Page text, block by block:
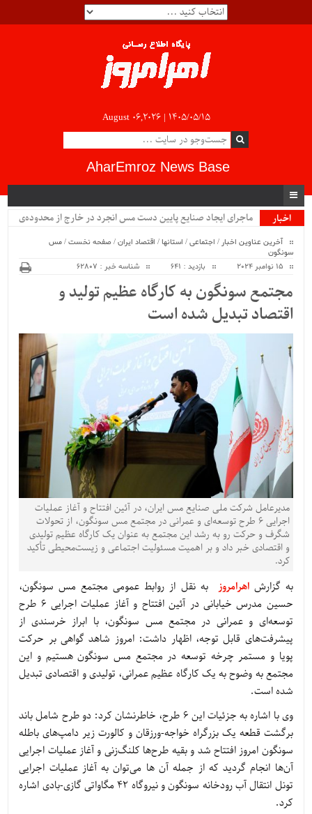
August 06,2026 | ۱۴۰۵/۰۵/۱۵
AharEmroz News Base
اخبار
ماجرای ایجاد صنایع پایین دست مس انجرد در خارج از محدوده‌ی
آخرین عناوین اخبار / اجتماعی/ استانها/ اقتصاد ایران/صفحه نخست/مس
سونگون
15 نوامبر 2024
بازدید : 641 شناسه خبر : 62807
مجتمع سونگون به کارگاه عظیم تولید و
اقتصاد تبدیل شده است
مدیرعامل شرکت ملی صنایع مس ایران، در آئین افتتاح و آغاز عملیات
اجرایی ۶ طرح توسعه‌ای و عمرانی در مجتمع مس سونگون، از تحولات
شگرف و حرکت رو به رشد این مجتمع به عنوان یک کارگاه عظیم تولیدی
و اقتصادی خبر داد و بر اهمیت مسئولیت اجتماعی و زیست‌محیطی تأکید
کرد.
به گزارشاهرامروز
به نقل از روابط عمومی مجتمع مس سونگون،
حسین مدرس خیابانی در آئین افتتاح و آغاز عملیات اجرایی ۶ طرح
توسعه‌ای و عمرانی در مجتمع مس سونگون، با ابراز خرسندی از
پیشرفت‌های قابل توجه، اظهار داشت: امروز شاهد گواهی بر حرکت
پویا و مستمر چرخه توسعه در مجتمع مس سونگون هستیم و این
مجتمع به وضوح به یک کارگاه عظیم عمرانی، تولیدی و اقتصادی تبدیل
شده است.
وی با اشاره به جزئیات این ۶ طرح، خاطرنشان کرد: دو طرح شامل باند
برگشت قطعه یک بزرگراه خواجه-ورزقان و کالورت زیر دامپ‌های باطله
سونگون امروز افتتاح شد و بقیه طرح‌ها کلنگ‌زنی و آغاز عملیات اجرایی
آن‌ها انجام گردید که از جمله آن ها می‌توان به آغاز عملیات اجرایی
تونل انتقال آب رودخانه سونگون و نیروگاه ۴۲ مگاواتی گازی-بادی اشاره
کرد.